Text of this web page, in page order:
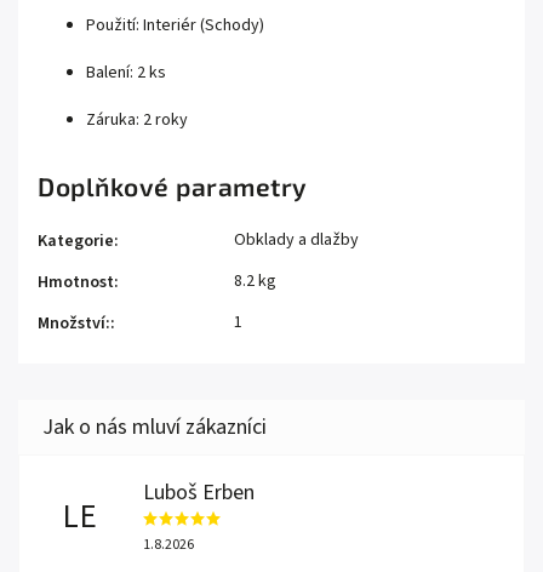
Použití: Interiér (Schody)
Balení: 2 ks
Záruka: 2 roky
Doplňkové parametry
Kategorie:
Obklady a dlažby
Hmotnost:
8.2 kg
Množství:: 1
LE
Luboš Erben
1.8.2026